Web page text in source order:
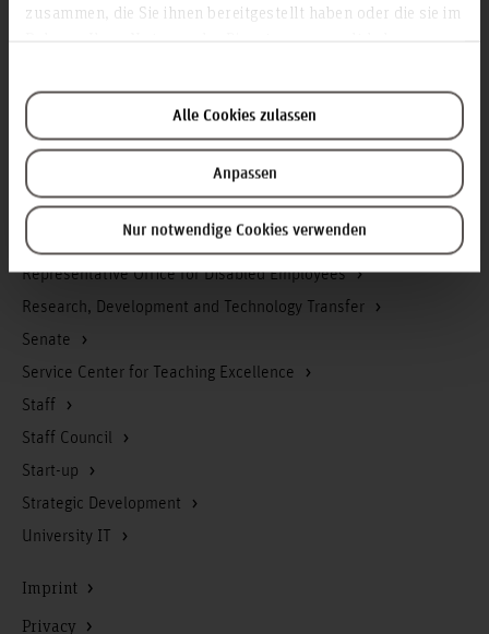
zusammen, die Sie ihnen bereitgestellt haben oder die sie im
Alle Cookies zulassen
Anpassen
Nur notwendige Cookies verwenden
Executive Board
Library
Management of Accounting, Controlling & Finance
Occupational safety
Office of the Executive Board
Representative Office for Disabled Employees
Research, Development and Technology Transfer
Senate
Service Center for Teaching Excellence
Staff
Staff Council
Start-up
Strategic Development
University IT
Imprint
Privacy